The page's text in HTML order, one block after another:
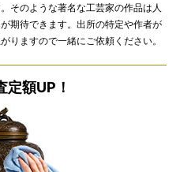
そのような著名な工芸家の作品は人
期待できます。出所の特定や作者が
りますので一緒にご依頼ください。
定額UP！